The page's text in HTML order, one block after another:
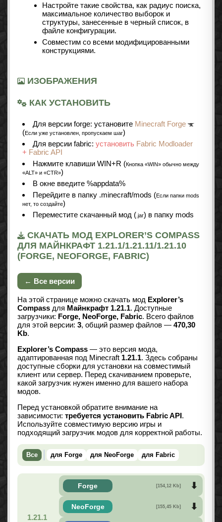
Настройте такие свойства, как радиус поиска,
максимальное количество выборок и
структуры, занесенные в черный список, в
файле конфигурации.
Совместим со всеми модифицированными
конструкциями.
ИЗОБРАЖЕНИЯ
КАК УСТАНОВИТЬ
Для версии forge: установите Minecraft Forge
(Если уже установлен, пропускаем шаг)
Для версии fabric: установить Fabric Modloader
+ Fabric API
Нажмите клавиши WIN+R (Кнопка «WIN» обычно между
«ALT» и «CTR»)
В окне введите %appdata%
Перейдите в папку .minecraft/mods (Если папки mods
нет, то создайте)
Переместите скачанный мод ( .jar) в папку mods
СКАЧАТЬ МОД EXPLORER’S COMPASS
ДЛЯ МАЙНКРАФТ 1.21.1/1.21.11/1.21.10
(FORGE, NEOFORGE, FABRIC)
← Все версии
На этой странице можно скачать мод Explorer’s
Compass для Майнкрафт 1.21.1. Доступные
загрузчики: Forge, NeoForge, Fabric. Всего файлов
для этой версии: 3, общий размер файлов — 470,30
Kb.
Explorer’s Compass — это версия мода,
адаптированная под Minecraft 1.21.1. Здесь собраны
доступные сборки для установки на совместимый
клиент или сервер. Перед скачиванием проверьте,
какой загрузчик нужен именно для вашего набора
модов.
Перед установкой обратите внимание на
зависимости: требуется установить Fabric API.
Используйте совместимую версию игры и
подходящий загрузчик модов для корректной работы.
Все для Forge для NeoForge для Fabric
1.21.1
Forge [154,12 Kb]
NeoForge [155,45 Kb]